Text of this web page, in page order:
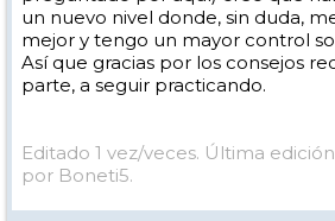
un nuevo nivel donde, sin duda,
mejor y tengo un mayor control
Así que gracias por los consejos
parte, a seguir practicando.
Editado 1 vez/veces. Última
por Boneti5.